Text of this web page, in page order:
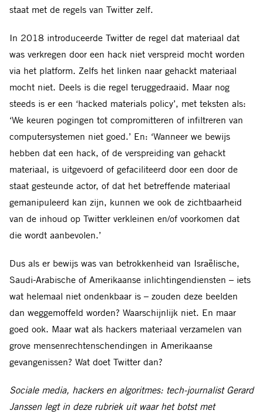
staat met de regels van Twitter zelf.
In 2018 introduceerde Twitter de regel dat materiaal dat
was verkregen door een hack niet verspreid mocht worden
via het platform. Zelfs het linken naar gehackt materiaal
mocht niet. Deels is die regel teruggedraaid. Maar nog
steeds is er een ‘hacked materials policy’, met teksten als:
‘We keuren pogingen tot compromitteren of infiltreren van
computersystemen niet goed.’ En: ‘Wanneer we bewijs
hebben dat een hack, of de verspreiding van gehackt
materiaal, is uitgevoerd of gefaciliteerd door een door de
staat gesteunde actor, of dat het betreffende materiaal
gemanipuleerd kan zijn, kunnen we ook de zichtbaarheid
van de inhoud op Twitter verkleinen en/of voorkomen dat
die wordt aanbevolen.’
Dus als er bewijs was van betrokkenheid van Israëlische,
Saudi-Arabische of Amerikaanse inlichtingendiensten – iets
wat helemaal niet ondenkbaar is – zouden deze beelden
dan weggemoffeld worden? Waarschijnlijk niet. En maar
goed ook. Maar wat als hackers materiaal verzamelen van
grove mensenrechtenschendingen in Amerikaanse
gevangenissen? Wat doet Twitter dan?
Sociale media, hackers en algoritmes: tech-journalist Gerard
Janssen legt in deze rubriek uit waar het botst met